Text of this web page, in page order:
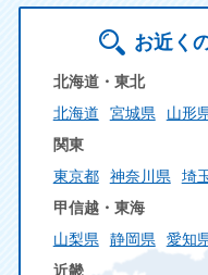
お近く
北海道・東北
北海道
宮城県
山形
関東
東京都
神奈川県 埼
甲信越・東海
山梨県
静岡県
愛知
近畿